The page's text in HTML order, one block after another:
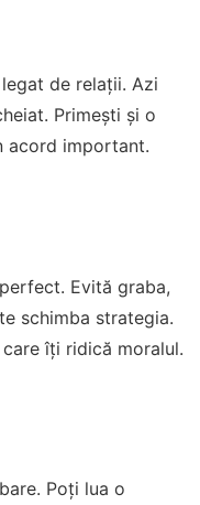
de relații. Azi
Primești și o
acord important.
Evită graba,
schimba strategia.
îți ridică moralul.
Poți lua o